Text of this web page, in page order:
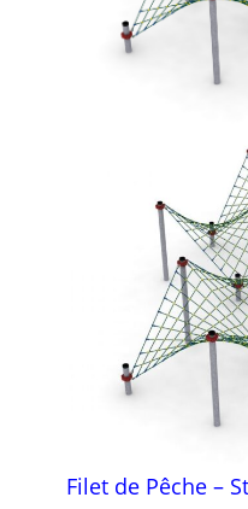
Filet de Pêche –